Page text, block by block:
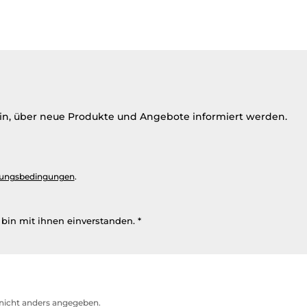
über neue Produkte und Angebote informiert werden.
.
mit ihnen einverstanden. *
anders angegeben.